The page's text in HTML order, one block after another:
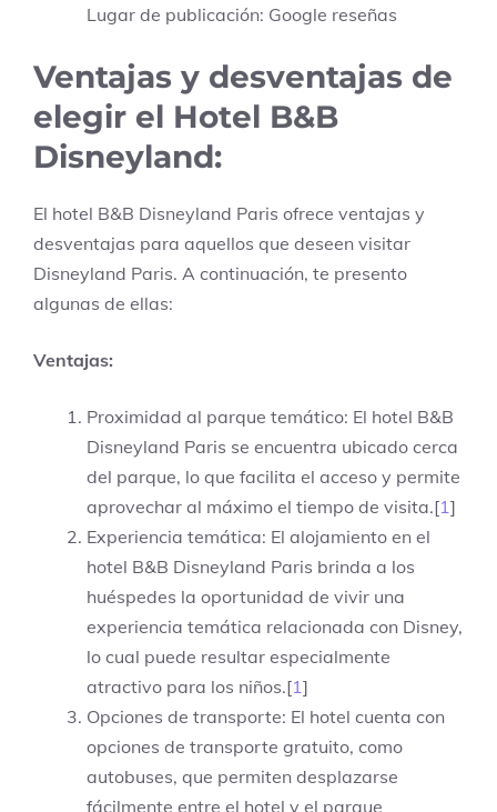
Lugar de publicación: Google reseñas
Ventajas y desventajas de
elegir el Hotel B&B
Disneyland:
El hotel B&B Disneyland Paris ofrece ventajas y
desventajas para aquellos que deseen visitar
Disneyland Paris. A continuación, te presento
algunas de ellas:
Ventajas:
Proximidad al parque temático: El hotel B&B
Disneyland Paris se encuentra ubicado cerca
del parque, lo que facilita el acceso y permite
aprovechar al máximo el tiempo de visita.[1 ]
Experiencia temática: El alojamiento en el
hotel B&B Disneyland Paris brinda a los
huéspedes la oportunidad de vivir una
experiencia temática relacionada con Disney,
lo cual puede resultar especialmente
atractivo para los niños.[1 ]
Opciones de transporte: El hotel cuenta con
opciones de transporte gratuito, como
autobuses, que permiten desplazarse
fácilmente entre el hotel y el parque